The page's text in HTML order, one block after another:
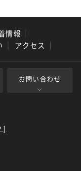
情報 ｜
｜ アクセス ｜
お問い合わせ
]